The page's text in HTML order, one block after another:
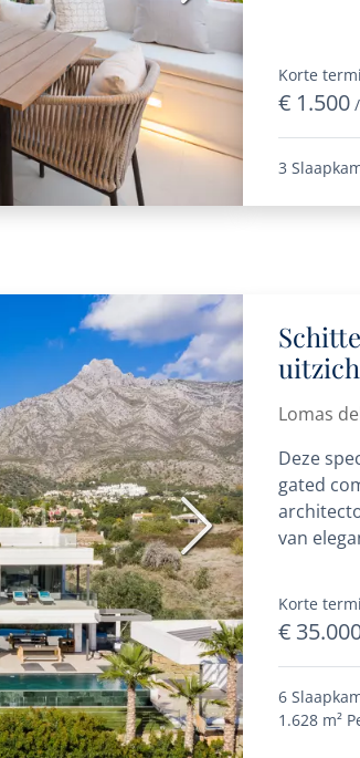
Korte
€ 1.500
3
Volgende
Mile
Lomas
Deze
gated
van
Korte
€
6
1.628 m²